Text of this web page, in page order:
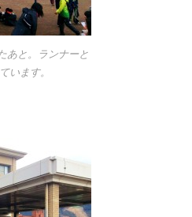
あと。ランナーと
います。